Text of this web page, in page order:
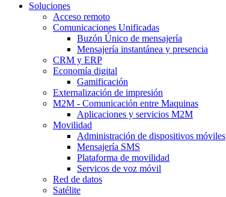
Soluciones
Acceso remoto
Comunicaciones Unificadas
Buzón Único de mensajería
Mensajería instantánea y presencia
CRM y ERP
Economía digital
Gamificación
Externalización de impresión
M2M - Comunicación entre Maquinas
Aplicaciones y servicios M2M
Movilidad
Administración de dispositivos móviles
Mensajería SMS
Plataforma de movilidad
Servicos de voz móvil
Red de datos
Satélite